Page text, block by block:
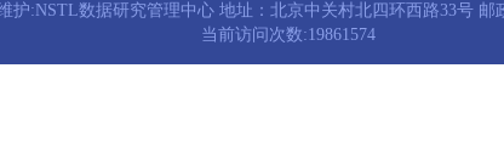
护:NSTL数据研究管理中心 地址：北京中关村北四环西路33号 邮
当前访问次数:19861574